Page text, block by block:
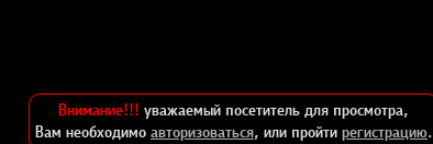
Внимание!!! уважаемый посетитель для просмотра,
Вам необходимо авторизоваться, или пройти регистрацию.